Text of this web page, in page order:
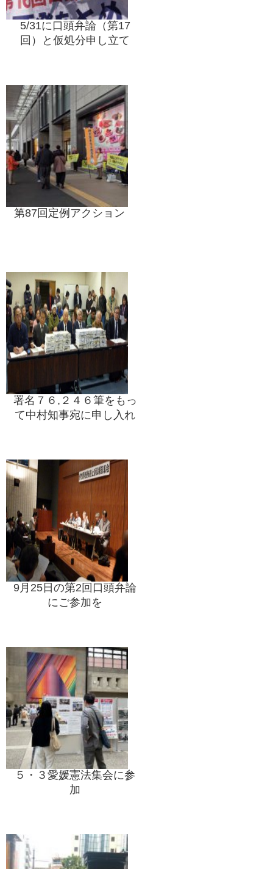
5/31に口頭弁論（第17
回）と仮処分申し立て
第87回定例アクション
署名７６,２４６筆をもっ
て中村知事宛に申し入れ
9月25日の第2回口頭弁論
にご参加を
５・３愛媛憲法集会に参
加